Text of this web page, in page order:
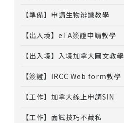
【準備】申請生物辨識教學
【出入境】eTA簽證申請教學
【出入境】入境加拿大圖文教學
【簽證】IRCC Web form教學
【工作】加拿大線上申請SIN
【工作】面試技巧不藏私